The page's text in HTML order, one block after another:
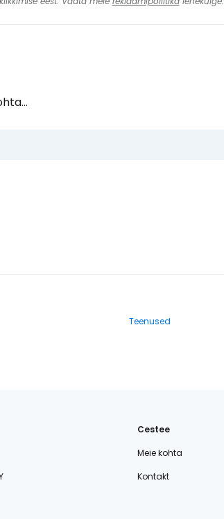
Teenused
Cestee
Meie kohta
Kontakt